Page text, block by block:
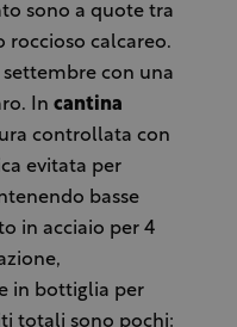
sono a quote tra
roccioso calcareo.
con una
In cantina
controllata con
evitata per
basse
in acciaio per 4
in bottiglia per
totali sono pochi: